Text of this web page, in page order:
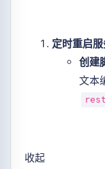
定时重启
创建
文本
收起